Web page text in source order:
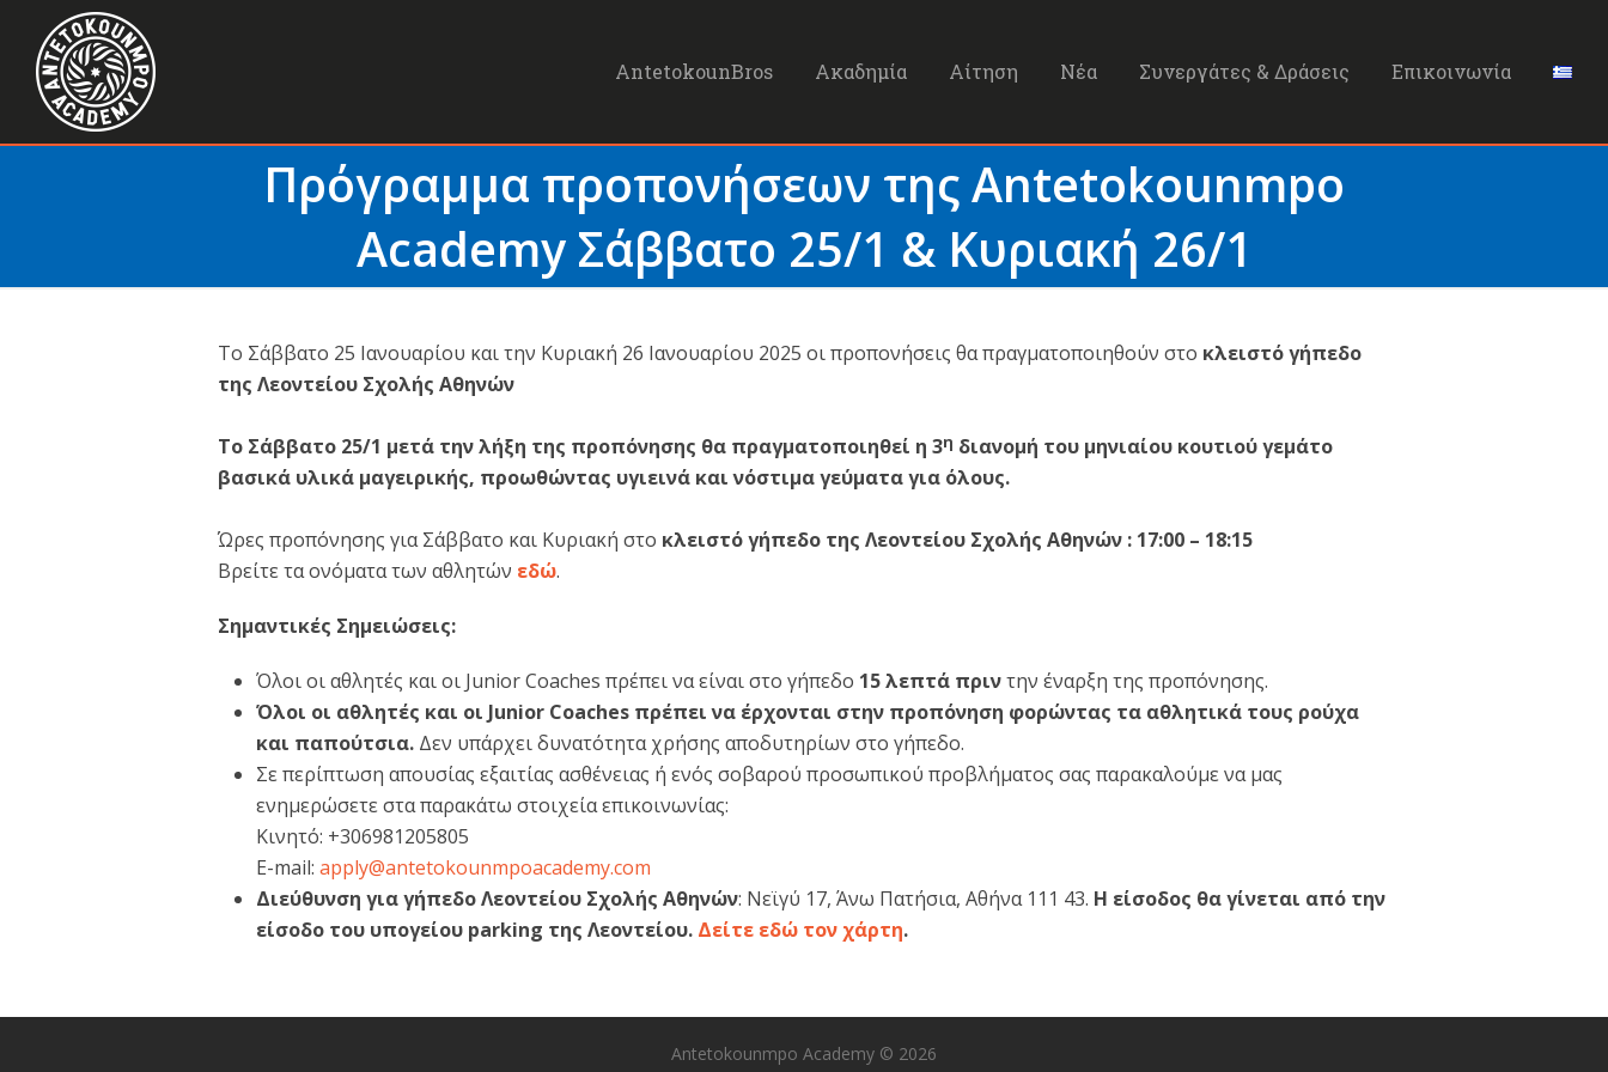
AntetokounBros Ακαδημία Αίτηση Νέα Συνεργάτες & Δράσεις Επικοινωνία
Πρόγραμμα προπονήσεων της Antetokounmpo
Academy Σάββατο 25/1 & Κυριακή 26/1
Το Σάββατο 25 Ιανουαρίου και την Κυριακή 26 Ιανουαρίου 2025 οι προπονήσεις θα πραγματοποιηθούν στο κλειστό γήπεδο
της Λεοντείου Σχολής Αθηνών
Το Σάββατο 25/1 μετά την λήξη της προπόνησης θα πραγματοποιηθεί η 3η διανομή του μηνιαίου κουτιού γεμάτο
βασικά υλικά μαγειρικής, προωθώντας υγιεινά και νόστιμα γεύματα για όλους.
Ώρες προπόνησης για Σάββατο και Κυριακή στο κλειστό γήπεδο της Λεοντείου Σχολής Αθηνών : 17:00 – 18:15
Βρείτε τα ονόματα των αθλητών εδώ.
Σημαντικές Σημειώσεις:
Όλοι οι αθλητές και οι Junior Coaches πρέπει να είναι στο γήπεδο 15 λεπτά πριντην έναρξη της προπόνησης.
Όλοι οι αθλητές και οι Junior Coaches πρέπει να έρχονται στην προπόνηση φορώντας τα αθλητικά τους ρούχα
και παπούτσια. Δεν υπάρχει δυνατότητα χρήσης αποδυτηρίων στο γήπεδο.
Σε περίπτωση απουσίας εξαιτίας ασθένειας ή ενός σοβαρού προσωπικού προβλήματος σας παρακαλούμε να μας
ενημερώσετε στα παρακάτω στοιχεία επικοινωνίας:
Κινητό: +306981205805
E-mail: apply@antetokounmpoacademy.com
Διεύθυνση για γήπεδο Λεοντείου Σχολής Αθηνών: Νεϊγύ 17, Άνω Πατήσια, Αθήνα 111 43. Η είσοδος θα γίνεται από την
είσοδο του υπογείου parking της Λεοντείου. Δείτε εδώ τον χάρτη.
Antetokounmpo Academy © 2026